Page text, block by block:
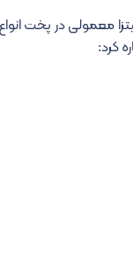
پیتزا معمولی در پخت
کرد: